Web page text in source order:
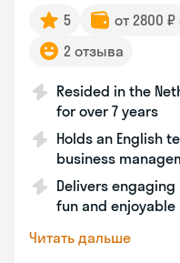
5 от 2800
2 отзыва
Resided in the
for over 7 years
Holds an English
business
Delivers
fun and enjoyable
Читать дальше